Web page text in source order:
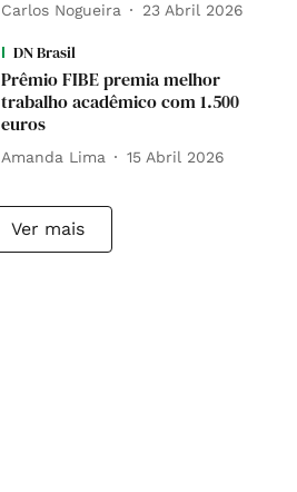
Carlos Nogueira 23 Abril 2026
DN Brasil
Prêmio FIBE premia melhor
trabalho acadêmico com 1.500
euros
Amanda Lima 15 Abril 2026
Ver mais